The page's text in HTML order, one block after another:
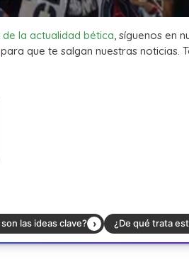
la actualidad bética , síguenos en
para que te salgan nuestras noticias.